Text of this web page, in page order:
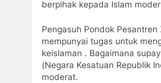
berpihak kepada Islam
Pengasuh Pondok
mempunyai tugas untuk
keislaman . Bagaimana
(Negara Kesatuan Republik
moderat.